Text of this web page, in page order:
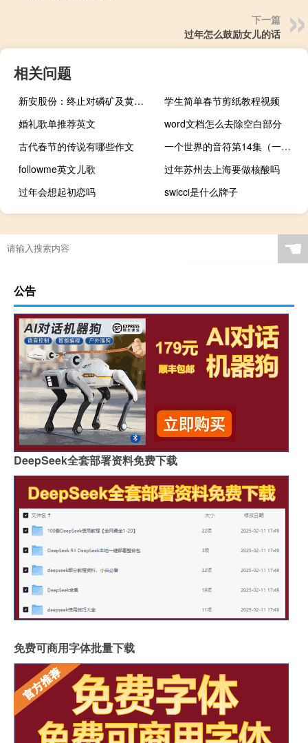
下一篇
过年怎么鼓励女儿的话
相关问题
新安股份：终止对磷矿及黄磷标的收购商务谈判
学生简单春节剪纸教程视频
婚礼歌单推荐英文
word文档怎么去除空白部分
古代春节的传说有哪些作文
一个世界的音符第14集（一个世界的音符）
followme英文儿歌
过年苏州去上海要做核酸吗
过年会想起初恋吗
swicci是什么牌子
☚
公告
DeepSeek全套部署资料免费下载
免费可商用字体批量下载